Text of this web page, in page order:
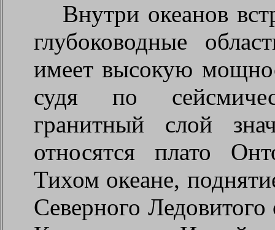
Внутри океанов
глубоководные
имеет высокую
судя по
гранитный слой
относятся плато
Тихом океане,
Северного Ледовитого